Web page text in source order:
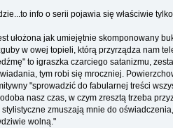
info o serii pojawia się właściwie
ułożona jak umiejętnie skomponowany
w owej topieli, którą przyrządza nam
to igraszka czarciego satanizmu,
tym robi się mroczniej.
"sprowadzić do fabularnej treści
nasz czas, w czym zresztą trzeba
zmuszają mnie do
wolną."